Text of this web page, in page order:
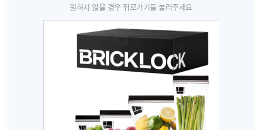
원하지 않을 경우 뒤로가기를 눌러주세요